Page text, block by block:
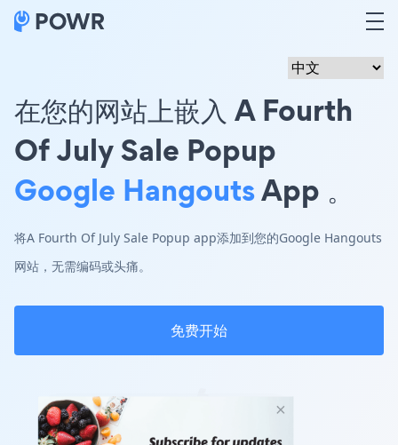
在您的网站上嵌入 A Fourth
Of July Sale Popup
Google HangoutsApp 。
将A Fourth Of July Sale Popup app添加到您的Google Hangouts
网站，无需编码或头痛。
免费开始